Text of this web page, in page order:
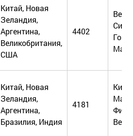
Китай, Новая
Зеландия,
Аргентина,
Великобритания,
США
4402
Китай, Новая
Зеландия,
Аргентина,
Бразилия, Индия
4181